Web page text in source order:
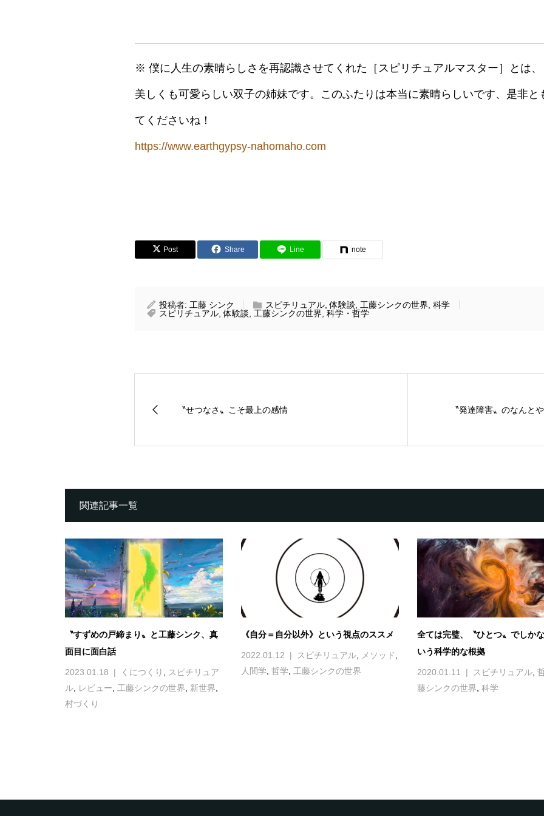
※ 僕に人生の素晴らしさを再認識させてくれた［スピリチュアルマスター］とは
美しくも可愛らしい双子の姉妹です。このふたりは本当に素晴らしいです、是非
てくださいね！
https://www.earthgypsy-nahomaho.com
Post Share Line note
投稿者: 工藤 シンク スピチリュアル,体験談, 工藤シンクの世界, 科学
スピリチュアル,体験談, 工藤シンクの世界, 科学・哲学
〝せつなさ〟こそ最上の感情 〝発達障害〟のなんと
関連記事一覧
〝すずめの戸締まり〟と工藤シンク、真
面目に面白話
2023.01.18 くにつくり , スピチリュア
ル, レビュー, 工藤シンクの世界, 新世界,
村づくり
《自分＝自分以外》という視点のススメ
2022.01.12 スピチリュアル, メソッド,
人間学, 哲学, 工藤シンクの世界
全ては完璧、〝ひとつ〟でしか
いう科学的な根拠
2020.01.11 スピチリュアル,
藤シンクの世界, 科学